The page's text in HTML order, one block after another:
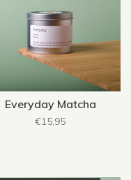
Everyday Matcha
€15,95